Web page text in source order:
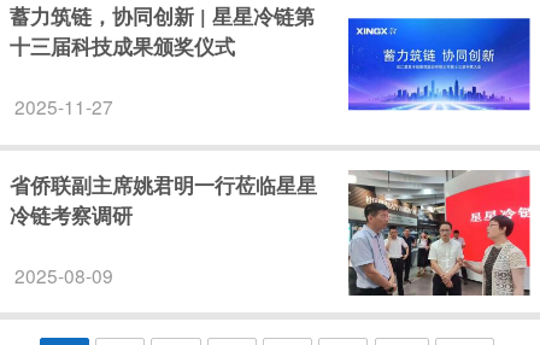
蓄力筑链，协同创新 | 星星冷链第
十三届科技成果颁奖仪式
2025-11-27
省侨联副主席姚君明一行莅临星星
冷链考察调研
2025-08-09